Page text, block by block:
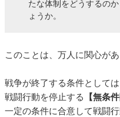
たな体制をどうするの
ょうか。
このことは、万人に関心が
戦争が終了する条件として
戦闘行動を停止する
【無条
一定の条件に合意して戦闘